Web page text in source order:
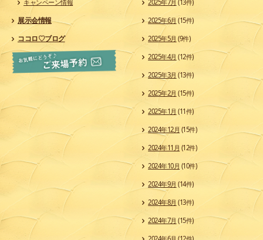
キャンペーン情報
展示会情報
ココロ♡ブログ
2025年7月 (13件)
2025年6月 (15件)
2025年5月 (9件)
2025年4月 (12件)
2025年3月 (13件)
2025年2月 (15件)
2025年1月 (11件)
2024年12月 (15件)
2024年11月 (12件)
2024年10月 (10件)
2024年9月 (14件)
2024年8月 (13件)
2024年7月 (15件)